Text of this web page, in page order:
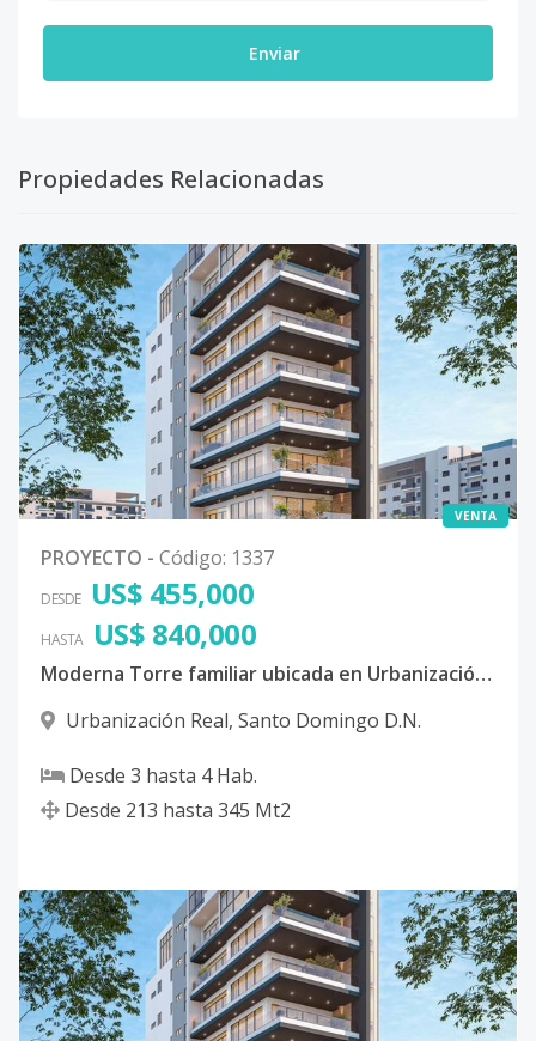
Enviar
Propiedades Relacionadas
VENTA
PROYECTO - Código: 1337
DESDE US$ 455,000
HASTA US$ 840,000
Moderna Torre familiar ubicada en Urbanización Real, Distrito Nacional
Urbanización Real, Santo Domingo D.N.
Desde 3 hasta 4Hab.
Desde 213 hasta 345 Mt2